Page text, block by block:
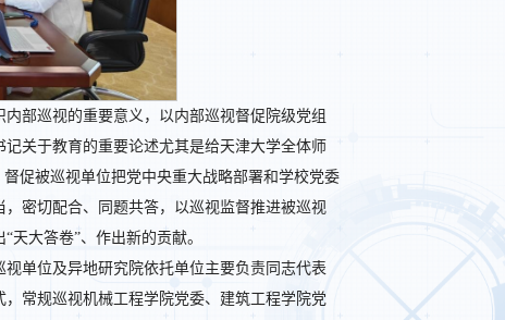
部巡视的重要意义，以内部巡视督促院级党组
关于教育的重要论述尤其是给天津大学全体师
促被巡视单位把党中央重大战略部署和学校党委
密切配合、同题共答，以巡视监督推进被巡视
大答卷”、作出新的贡献。
单位及异地研究院依托单位主要负责同志代表
常规巡视机械工程学院党委、建筑工程学院党